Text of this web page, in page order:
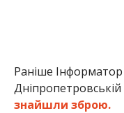
Раніше
знайшли зброю.